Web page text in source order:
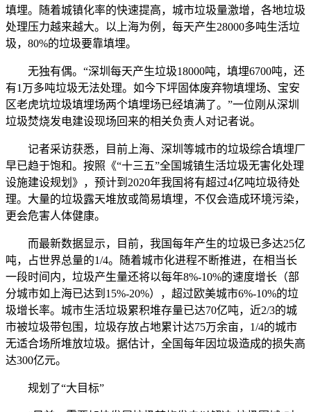
填埋。随着城镇化率的快速提高，城市垃圾量激增，各地垃圾
处理压力越来越大。以上海为例，每天产生28000多吨生活垃
圾，80%的垃圾要靠填埋。
无独有偶。“深圳每天产生垃圾18000吨，填埋6700吨，还
有1万多吨垃圾无法处理。如今下坪固体废弃物填埋场、宝安
区老虎坑垃圾填埋场两个填埋场已经填满了。”一位刚从深圳
垃圾焚烧发电建设现场回来的相关负责人对记者说。
记者采访获悉，目前上海、深圳等城市的垃圾综合填埋厂
早已趋于饱和。按照《“十三五”全国城镇生活垃圾无害化处理
设施建设规划》，预计到2020年我国将有超过4亿吨垃圾待处
理。大量的垃圾露天堆放或简易填埋，不仅会造成环境污染，
更会危害人体健康。
而最新数据显示，目前，我国每年产生的垃圾已多达25亿
吨，占世界总量的1/4。随着城市化进程不断推进，在相当长
一段时间内，垃圾产生量还将以每年8%-10%的速度增长（部
分城市如上海已达到15%-20%），超过欧美城市6%-10%的垃
圾增长率。城市生活垃圾累积堆存量已达70亿吨，近2/3的城
市被垃圾带包围，垃圾存放占地累计达75万余亩，1/4的城市
无适合场所堆放垃圾。据估计，全国每年因垃圾造成的损失高
达300亿元。
规划了“大目标”